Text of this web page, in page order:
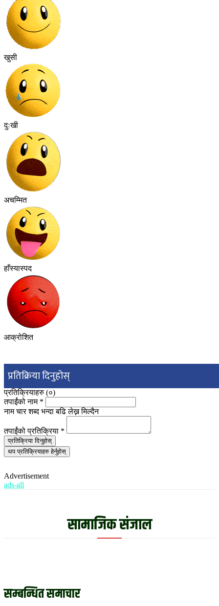
खुसी
दुःखी
अचम्मित
हाँस्यास्पद
आक्रोशित
प्रतिक्रिया दिनुहोस्
प्रतिक्रियाहरु (०)
तपाईंको नाम *
नाम चार शब्द भन्दा बढि लेख्न मिल्दैन
तपाईंको प्रतिक्रिया *
प्रतिक्रिया दिनुहोस्
थप प्रतिक्रियाहरु हेर्नुहोस्
Advertisement
ads-all
सामाजिक संजाल
सम्बन्धित समाचार